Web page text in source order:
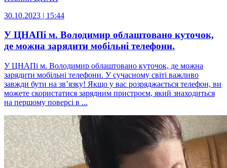
30.10.2023 | 15:44
У ЦНАПі м. Володимир облаштовано куточок,
де можна зарядити мобільні телефони.
У ЦНАПі м. Володимир облаштовано куточок, де можна
зарядити мобільні телефони. У сучасному світі важливо
завжди бути на зв’язку! Якщо у вас розряджається телефон, ви
можете скористатися зарядним пристроєм, який знаходиться
на першому поверсі в ...